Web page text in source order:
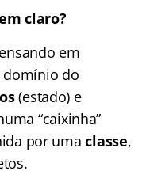
claro?
em
domínio do
(estado) e
“caixinha”
por umaclasse,